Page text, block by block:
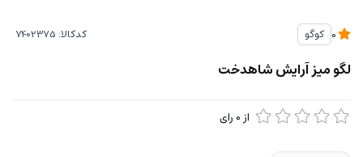
کوگو کدکالا:
لگو میز آرایش شاهدخت
از 0 رای